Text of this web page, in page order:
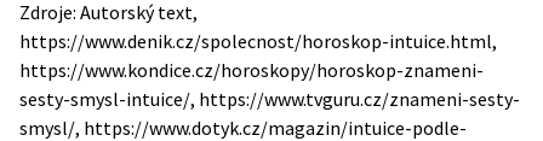
Zdroje: Autorský text,
https://www.denik.cz/spolecnost/horoskop-intuice.html,
https://www.kondice.cz/horoskopy/horoskop-znameni-
sesty-smysl-intuice/, https://www.tvguru.cz/znameni-sesty-
smysl/, https://www.dotyk.cz/magazin/intuice-podle-